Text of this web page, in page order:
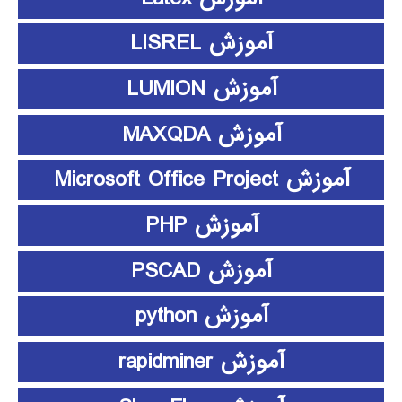
آموزش LISREL
آموزش LUMION
آموزش MAXQDA
آموزش Microsoft Office Project
آموزش PHP
آموزش PSCAD
آموزش python
آموزش rapidminer